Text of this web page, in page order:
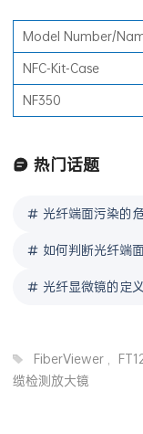
Model Number/
NFC-Kit-Case
NF350
热门话题
光纤端面污染的
如何判断光纤端
光纤显微镜的定
FiberViewer,
缆检测放大镜